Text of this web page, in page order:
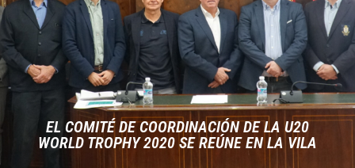
EL COMITÉ DE COORDINACIÓN DE LA U20
WORLD TROPHY 2020 SE REÚNE EN LA VILA